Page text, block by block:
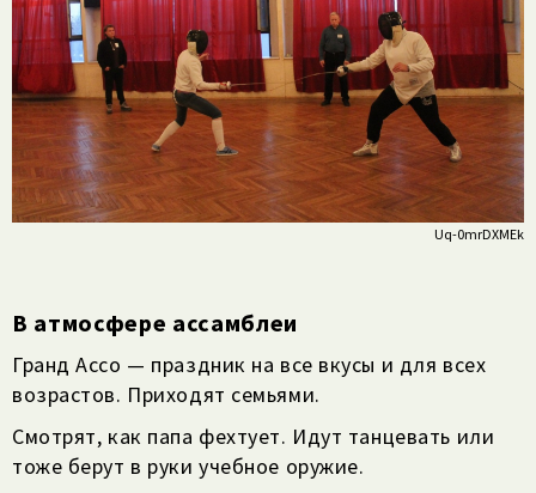
Uq-0mrDXMEk
В атмосфере ассамблеи
Гранд Ассо — праздник на все вкусы и для всех
возрастов. Приходят семьями.
Смотрят, как папа фехтует. Идут танцевать или
тоже берут в руки учебное оружие.